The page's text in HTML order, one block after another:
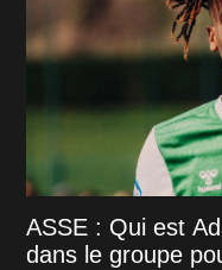
ASSE : Qui est
dans le groupe